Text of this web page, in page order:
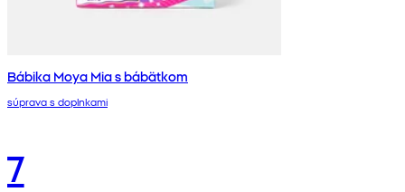
Bábika Moya Mia s bábätkom
súprava s doplnkami
7